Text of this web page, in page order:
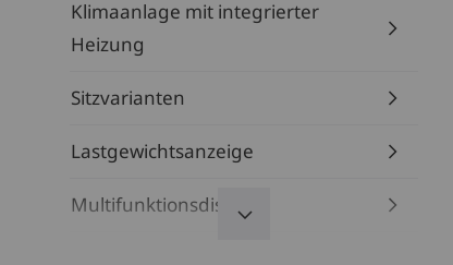
Klimaanlage mit integrierter
Heizung
Sitzvarianten
Lastgewichtsanzeige
Multifunktionsdisplay